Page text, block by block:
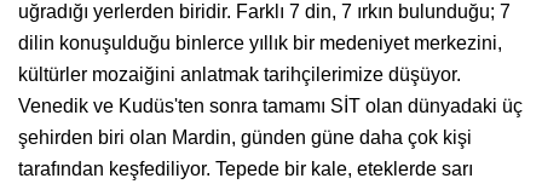
uğradığı yerlerden biridir. Farklı 7 din, 7 ırkın bulunduğu; 7
dilin konuşulduğu binlerce yıllık bir medeniyet merkezini,
kültürler mozaiğini anlatmak tarihçilerimize düşüyor.
Venedik ve Kudüs'ten sonra tamamı SİT olan dünyadaki üç
şehirden biri olan Mardin, günden güne daha çok kişi
tarafından keşfediliyor. Tepede bir kale, eteklerde sarı